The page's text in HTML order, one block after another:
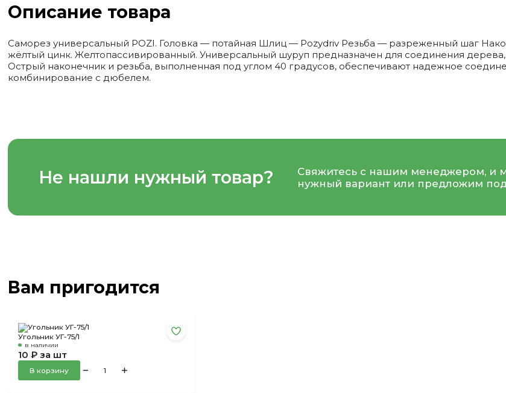
Описание товара
Саморез универсальный POZI. Головка — потайная Шлиц — Pozydriv Резьба — разреженный шаг
жёлтый цинк. Желтопассивированный. Универсальный шуруп предназначен для соединения
Острый наконечник и резьба, выполненная под углом 40 градусов, обеспечивают надежное
комбинирование с дюбелем.
Не нашли нужный товар?
Свяжитесь с нашим менеджером, и
нужный вариант или предложим
Вам пригодится
Угольник УГ-75/1
в наличии
10 ₽ за шт
В корзину